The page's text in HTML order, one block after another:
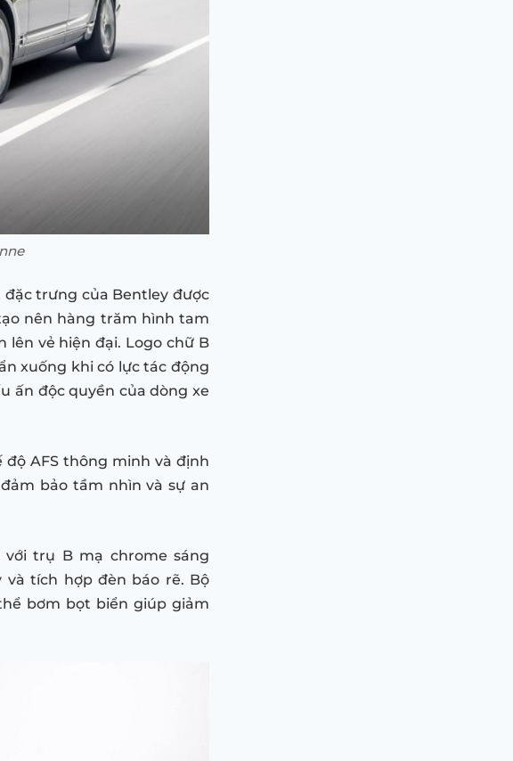
trưng của Bentley được
nên hàng trăm hình tam
lên vẻ hiện đại. Logo chữ B
xuống khi có lực tác động
ấn độc quyền của dòng xe
độ AFS thông minh và định
bảo tầm nhìn và sự an
trụ B mạ chrome sáng
tích hợp đèn báo rẽ. Bộ
bơm bọt biển giúp giảm